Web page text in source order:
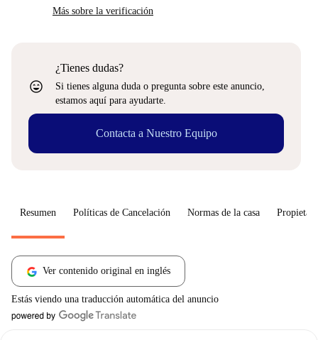
Más sobre la verificación
sentiment_very_satisfied
¿Tienes dudas?
Si tienes alguna duda o pregunta sobre este anuncio,
estamos aquí para ayudarte.
Contacta a Nuestro Equipo
Resumen Políticas de Cancelación Normas de la casa
Ver contenido original en inglés
Estás viendo una traducción automática del anuncio